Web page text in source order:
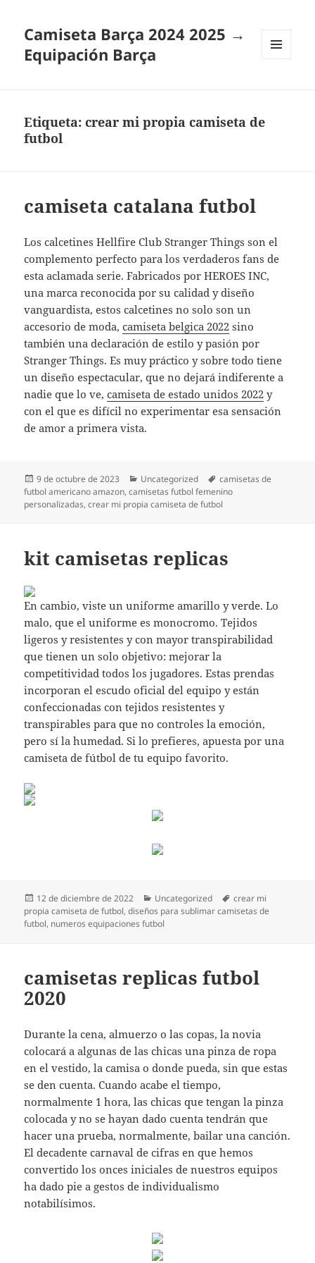
Camiseta Barça 2024 2025 →
Equipación Barça
Etiqueta:crear mi propia camiseta de
futbol
camiseta catalana futbol
Los calcetines Hellfire Club Stranger Things son el
complemento perfecto para los verdaderos fans de
esta aclamada serie. Fabricados por HEROES INC,
una marca reconocida por su calidad y diseño
vanguardista, estos calcetines no solo son un
accesorio de moda,camiseta belgica 2022 sino
también una declaración de estilo y pasión por
Stranger Things. Es muy práctico y sobre todo tiene
un diseño espectacular, que no dejará indiferente a
nadie que lo ve,camiseta de estado unidos 2022 y
con el que es difícil no experimentar esa sensación
de amor a primera vista.
Publicado
el
9 de octubre de 2023 Categorías
Uncategorized Etiquetas
camisetas de
futbol americano amazon,camisetas futbol femenino
personalizadas,crear mi propia camiseta de futbol
kit camisetas replicas
En cambio, viste un uniforme amarillo y verde. Lo
malo, que el uniforme es monocromo. Tejidos
ligeros y resistentes y con mayor transpirabilidad
que tienen un solo objetivo: mejorar la
competitividad todos los jugadores. Estas prendas
incorporan el escudo oficial del equipo y están
confeccionadas con tejidos resistentes y
transpirables para que no controles la emoción,
pero sí la humedad. Si lo prefieres, apuesta por una
camiseta de fútbol de tu equipo favorito.
Publicado
el
12 de diciembre de 2022 Categorías
Uncategorized Etiquetas
crear mi
propia camiseta de futbol,diseños para sublimar camisetas de
futbol, numeros equipaciones futbol
camisetas replicas futbol
2020
Durante la cena, almuerzo o las copas, la novia
colocará a algunas de las chicas una pinza de ropa
en el vestido, la camisa o donde pueda, sin que estas
se den cuenta. Cuando acabe el tiempo,
normalmente 1 hora, las chicas que tengan la pinza
colocada y no se hayan dado cuenta tendrán que
hacer una prueba, normalmente, bailar una canción.
El decadente carnaval de cifras en que hemos
convertido los onces iniciales de nuestros equipos
ha dado pie a gestos de individualismo
notabilísimos.